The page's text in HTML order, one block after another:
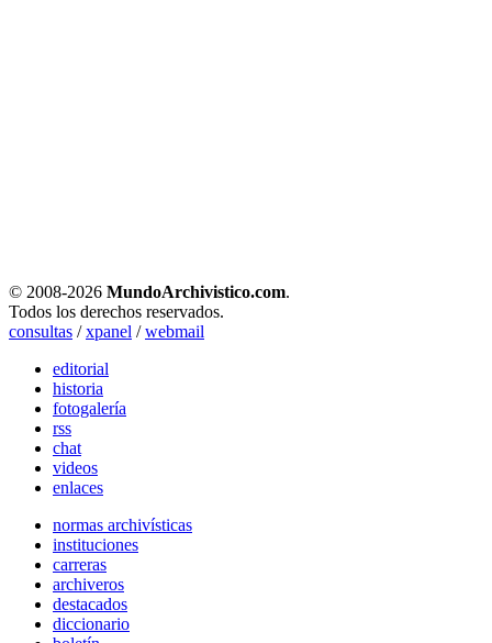
© 2008-2026 MundoArchivistico.com.
Todos los derechos reservados.
consultas /xpanel /webmail
editorial
historia
fotogalería
rss
chat
videos
enlaces
normas archivísticas
instituciones
carreras
archiveros
destacados
diccionario